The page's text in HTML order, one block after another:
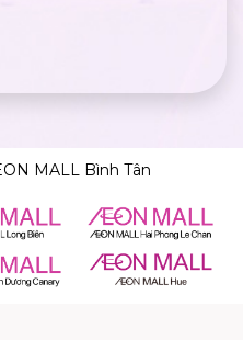
MALL Bình Tân